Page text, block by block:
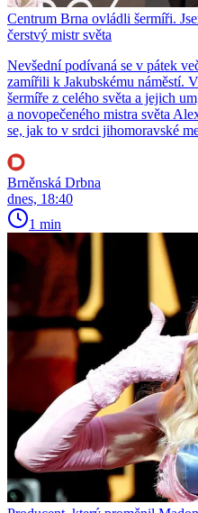
Centrum Brna ovládli šermíři.
čerstvý mistr světa
Nevšední podívaná se v pátek
zamířili k Jakubskému náměstí.
šermíře z celého světa a jejich
a novopečeného mistra světa
se, jak to v srdci jihomoravské
Brněnská Drbna
dnes, 18:40
1 min